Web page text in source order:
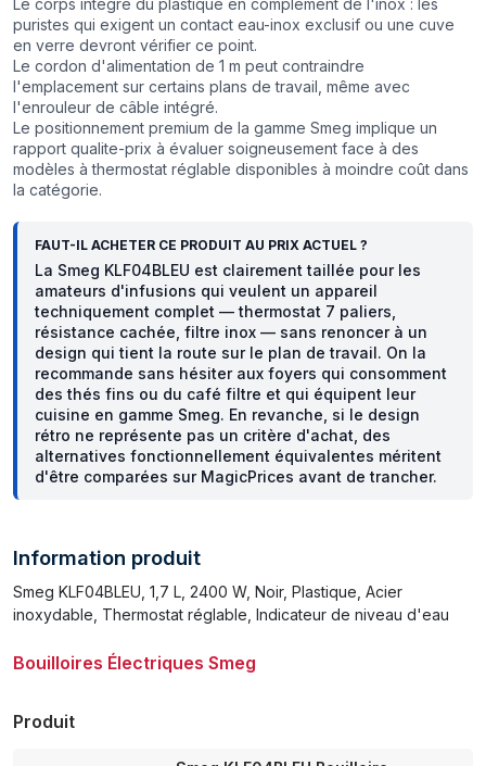
puristes qui exigent un contact eau-inox exclusif ou une cuve
en verre devront vérifier ce point.
Le cordon d'alimentation de 1 m peut contraindre
l'emplacement sur certains plans de travail, même avec
l'enrouleur de câble intégré.
Le positionnement premium de la gamme Smeg implique un
rapport qualite-prix à évaluer soigneusement face à des
modèles à thermostat réglable disponibles à moindre coût dans
la catégorie.
FAUT-IL ACHETER CE PRODUIT AU PRIX ACTUEL ?
La Smeg KLF04BLEU est clairement taillée pour les
amateurs d'infusions qui veulent un appareil
techniquement complet — thermostat 7 paliers,
résistance cachée, filtre inox — sans renoncer à un
design qui tient la route sur le plan de travail. On la
recommande sans hésiter aux foyers qui consomment
des thés fins ou du café filtre et qui équipent leur
cuisine en gamme Smeg. En revanche, si le design
rétro ne représente pas un critère d'achat, des
alternatives fonctionnellement équivalentes méritent
d'être comparées sur MagicPrices avant de trancher.
Information produit
Smeg KLF04BLEU, 1,7 L, 2400 W, Noir, Plastique, Acier
inoxydable, Thermostat réglable, Indicateur de niveau d'eau
Bouilloires Électriques Smeg
Produit